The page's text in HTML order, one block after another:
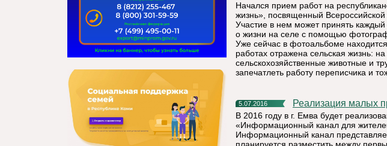
Начался прием работ на
жизнь», посвященный Всероссийской
Участие в нем может принять каждый
о жизни на селе с помощью
Уже сейчас в фотоальбоме
работах отражена сельская жизнь:
сельскохозяйственные животные и
запечатлеть работу переписчика и
5.07.2016 Реализация малых
В 2016 году в г. Емва будет
«Информационный канал для
Информационный канал